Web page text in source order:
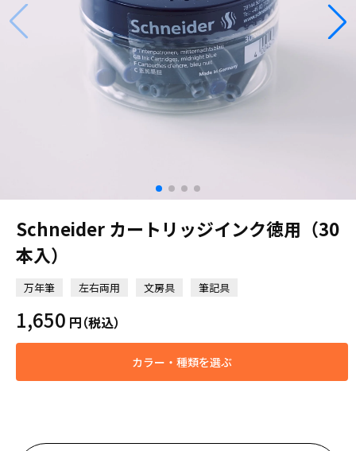
Schneider カートリッジインク徳用（30
本入）
万年筆 左右両用 文房具 筆記具
1,650 円（税込）
カラー・種類を選ぶ